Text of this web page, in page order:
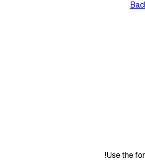
Use the